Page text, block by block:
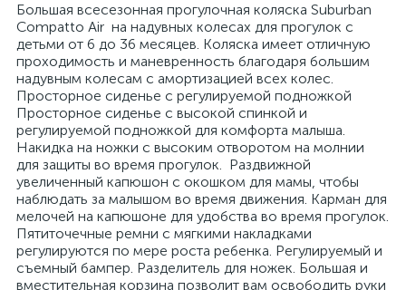
Большая всесезонная прогулочная коляска Suburban
Compatto Air на надувных колесах для прогулок с
детьми от 6 до 36 месяцев. Коляска имеет отличную
проходимость и маневренность благодаря большим
надувным колесам с амортизацией всех колес.
Просторное сиденье с регулируемой подножкой
Просторное сиденье с высокой спинкой и
регулируемой подножкой для комфорта малыша.
Накидка на ножки с высоким отворотом на молнии
для защиты во время прогулок. Раздвижной
увеличенный капюшон с окошком для мамы, чтобы
наблюдать за малышом во время движения. Карман для
мелочей на капюшоне для удобства во время прогулок.
Пятиточечные ремни с мягкими накладками
регулируются по мере роста ребенка. Регулируемый и
съемный бампер. Разделитель для ножек. Большая и
вместительная корзина позволит вам освободить руки